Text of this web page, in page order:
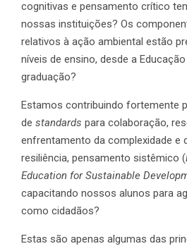
cognitivas e pensamento crítico
nossas instituições? Os
relativos à ação ambiental estão
níveis de ensino, desde a
graduação?
Estamos contribuindo fortemente
de standards para colaboração,
enfrentamento da complexidade e
resiliência, pensamento sistêmico (
Education for Sustainable
capacitando nossos alunos para
como cidadãos?
Estas são apenas algumas das